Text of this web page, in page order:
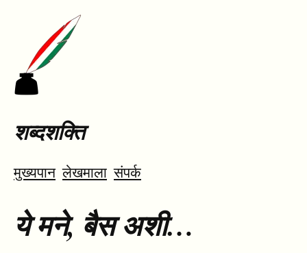
शब्दशक्ति
मुख्यपान लेखमाला संपर्क
ये मने, बैस अशी…